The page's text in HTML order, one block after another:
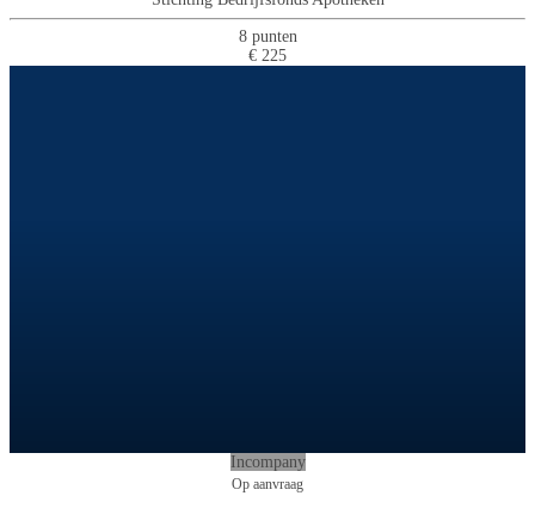
8 punten
€ 225
Incompany
Op aanvraag